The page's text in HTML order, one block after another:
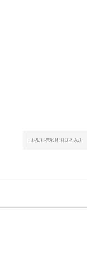
ПРЕТРАЖИ ПОРТАЛ